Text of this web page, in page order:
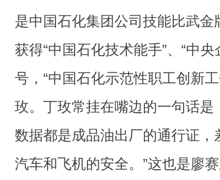
是中国石化集团公司技能比武
获得“中国石化技术能手”、“中
号，“中国石化示范性职工创新
玫。丁玫常挂在嘴边的一句话是
数据都是成品油出厂的通行证，
汽车和飞机的安全。”这也是廖